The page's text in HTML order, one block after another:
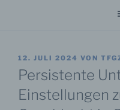
VERÖFFENTLICHT
AM
12. JULI 2024 VON
Persistente
Einstellungen